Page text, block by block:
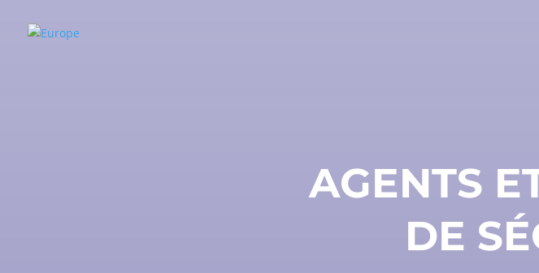
AGENTS
DE